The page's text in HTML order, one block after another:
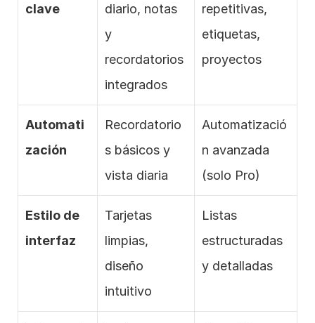
clave
diario, notas
y
recordatorios
integrados
repetitivas,
etiquetas,
proyectos
Automati
zación
Recordatorio
s básicos y
vista diaria
Automatizació
n avanzada
(solo Pro)
Estilo de
interfaz
Tarjetas
limpias,
diseño
intuitivo
Listas
estructuradas
y detalladas